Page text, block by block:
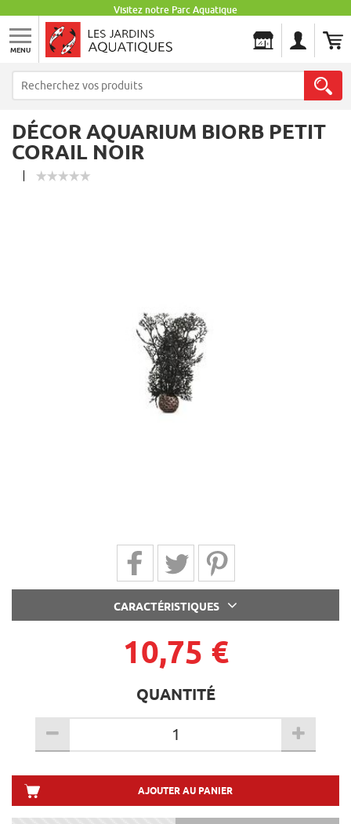
Visitez notre Parc Aquatique
MENU
DÉCOR AQUARIUM BIORB PETIT
CORAIL NOIR
Partager sur Facebook
Partager sur Twitter
Partager sur Pinterest
CARACTÉRISTIQUES
10,75 €
QUANTITÉ
AJOUTER AU PANIER